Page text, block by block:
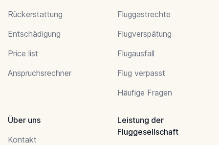
Rückerstattung
Entschädigung
Price list
Anspruchsrechner
Fluggastrechte
Flugverspätung
Flugausfall
Flug verpasst
Häufige Fragen
Über uns
Kontakt
Leistung der
Fluggesellschaft